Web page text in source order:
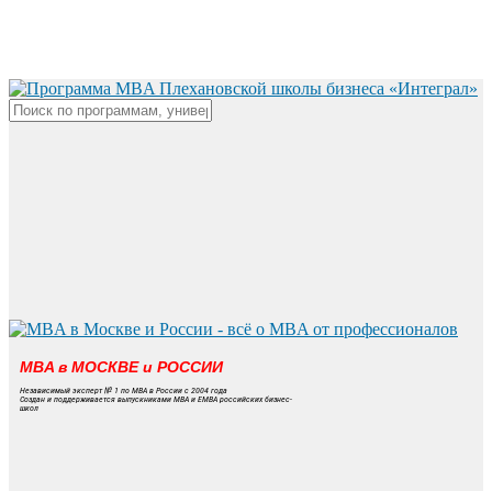
content
MBA в МОСКВЕ и РОССИИ
Независимый эксперт № 1 по MBA в России с 2004 года
Создан и поддерживается выпускниками MBA и EMBA российских бизнес-
школ